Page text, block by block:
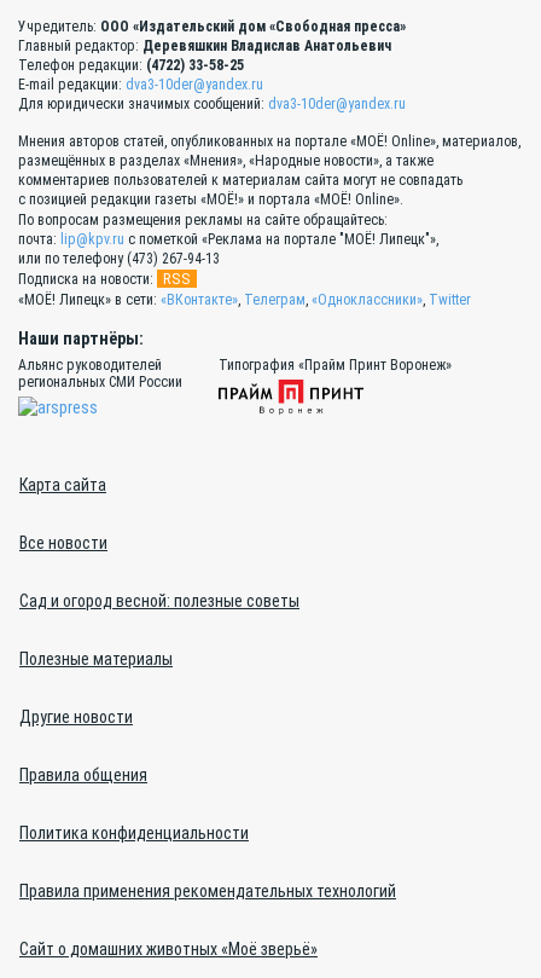
Учредитель: ООО «Издательский дом «Свободная пресса»
Главный редактор: Деревяшкин Владислав Анатольевич
Телефон редакции: (4722) 33-58-25
E-mail редакции: dva3-10der@yandex.ru
Для юридически значимых сообщений: dva3-10der@yandex.ru
Мнения авторов статей, опубликованных на портале «МОЁ! Online», материалов,
размещённых в разделах «Мнения», «Народные новости», а также
комментариев пользователей к материалам сайта могут не совпадать
с позицией редакции газеты «МОЁ!» и портала «МОЁ! Online».
По вопросам размещения рекламы на сайте обращайтесь:
почта: lip@kpv.ru с пометкой «Реклама на портале "МОЁ! Липецк"»,
или по телефону (473) 267-94-13
Подписка на новости:
RSS
«МОЁ! Липецк» в сети: «ВКонтакте», Телеграм, «Одноклассники», Twitter
Наши партнёры:
Альянс руководителей
региональных СМИ России
Типография «Прайм Принт Воронеж»
Карта сайта
Все новости
Сад и огород весной: полезные советы
Полезные материалы
Другие новости
Правила общения
Политика конфиденциальности
Правила применения рекомендательных технологий
Сайт о домашних животных «Моё зверьё»